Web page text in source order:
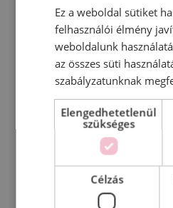
Ez a weboldal sütiket
felhasználói élmény
weboldalunk
az összes süti
szabályzatunknak
Elengedhetetlenül
szükséges
Célzás